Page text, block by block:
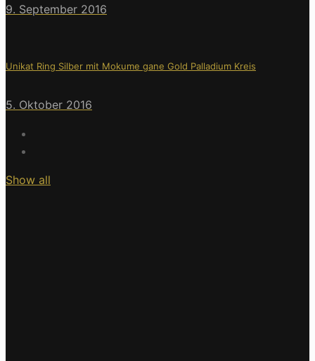
9. September 2016
Unikat Ring Silber mit Mokume gane Gold Palladium Kreis
5. Oktober 2016
Show all